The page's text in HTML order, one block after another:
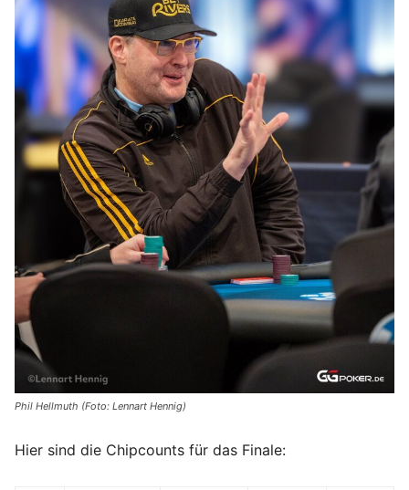
Phil Hellmuth (Foto: Lennart Hennig)
Hier sind die Chipcounts für das Finale: